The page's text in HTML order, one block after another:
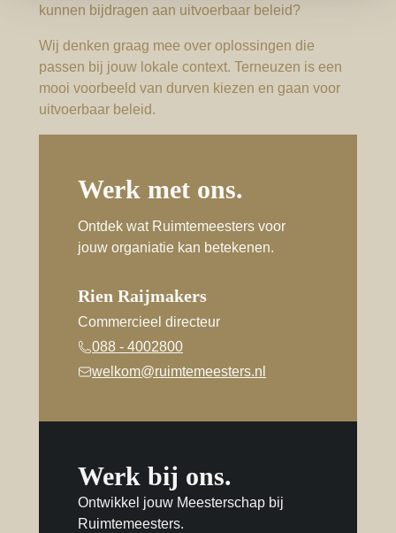
kunnen bijdragen aan uitvoerbaar beleid?
Wij denken graag mee over oplossingen die
passen bij jouw lokale context. Terneuzen is een
mooi voorbeeld van durven kiezen en gaan voor
uitvoerbaar beleid.
Werk met ons.
Ontdek wat Ruimtemeesters voor
jouw organiatie kan betekenen.
Rien Raijmakers
Commercieel directeur
088 - 4002800
welkom@ruimtemeesters.nl
Werk bij ons.
Ontwikkel jouw Meesterschap bij
Ruimtemeesters.